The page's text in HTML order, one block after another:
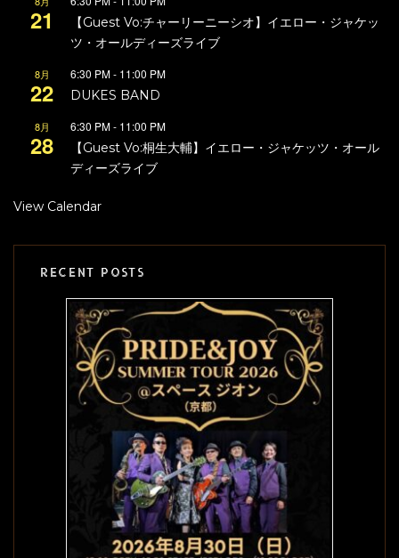
21
【Guest Vo:チャーリーニーシオ】イエロー・ジャケッ
ツ・オールディーズライブ
8月
22
6:30 PM- 11:00 PM
DUKES BAND
8月
28
6:30 PM- 11:00 PM
【Guest Vo:桐生大輔】イエロー・ジャケッツ・オール
ディーズライブ
View Calendar
RECENT POSTS